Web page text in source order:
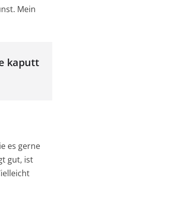
Mein
kaputt
es gerne
gut, ist